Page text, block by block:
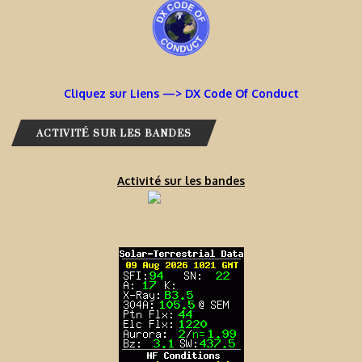
Cliquez sur Liens —> DX Code Of Conduct
ACTIVITÉ SUR LES BANDES
Activité sur les bandes